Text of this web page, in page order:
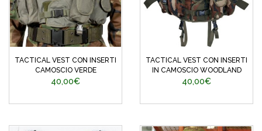
TACTICAL VEST CON INSERTI
CAMOSCIO VERDE
40,00€
TACTICAL VEST CON INSERTI
IN CAMOSCIO WOODLAND
40,00€